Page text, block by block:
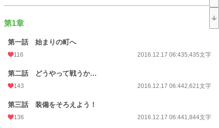
初回公開日時
週間ポイント 70 pt (40,028 位)
7,802 pt (36,318 位)
第1章
第一話 始まりの町へ
116 2016.12.17 06:435,435文字
第二話 どうやって戦うか…
143 2016.12.17 06:442,621文字
第三話 装備をそろえよう！
136 2016.12.17 06:441,844文字